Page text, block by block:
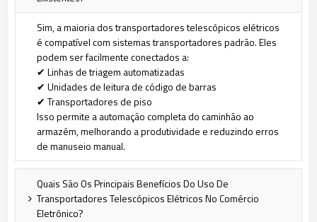
Sim, a maioria dos transportadores telescópicos elétricos
é compatível com sistemas transportadores padrão. Eles
podem ser facilmente conectados a:
✔ Linhas de triagem automatizadas
✔ Unidades de leitura de código de barras
✔ Transportadores de piso
Isso permite a automação completa do caminhão ao
armazém, melhorando a produtividade e reduzindo erros
de manuseio manual.
Quais São Os Principais Benefícios Do Uso De
Transportadores Telescópicos Elétricos No Comércio
Eletrônico?